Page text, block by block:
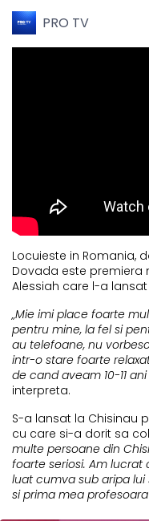
PRO TV
Locuieste in Romania,
Dovada este premiera
Alessiah care l-a
„Mie imi place foarte
pentru mine, la fel si
au telefoane, nu
intr-o stare foarte
de cand aveam 10-11
interpreta.
S-a lansat la Chisinau
cu care si-a dorit sa
multe persoane din
foarte seriosi. Am lucrat
luat cumva sub aripa
si prima mea